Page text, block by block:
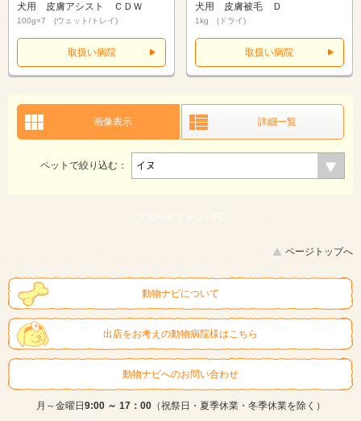
犬用 皮膚アシスト ＣＤＷ
100g×7 (ウェット/トレイ)
取扱い病院
犬用 皮膚被毛 Ｄ
1kg (ドライ)
取扱い病院
画像表示 詳細一覧
ペットで絞り込む：
スマートフォン |
ページトップへ
動物ナビについて
出店をお考えの動物病院様はこちら
動物ナビへのお問い合わせ
月～金曜日 9:00 ～ 17：00（祝祭日・夏季休業・冬季休業を除く）